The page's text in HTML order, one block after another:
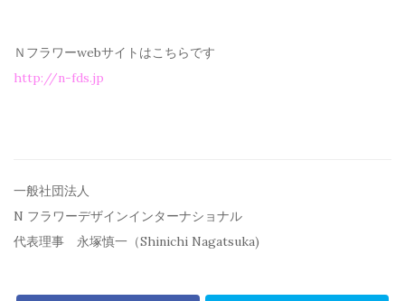
Ｎフラワーwebサイトはこちらです
http://n-fds.jp
一般社団法人
N フラワーデザインインターナショナル
代表理事 永塚慎一（Shinichi Nagatsuka)